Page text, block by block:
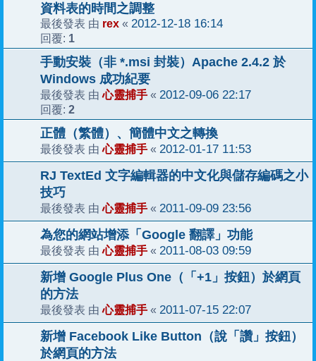
資料表的時間之調整
最後發表 由 rex « 2012-12-18 16:14
回覆: 1
手動安裝（非 *.msi 封裝）Apache 2.4.2 於
Windows 成功紀要
最後發表 由心靈捕手 « 2012-09-06 22:17
回覆: 2
正體（繁體）、簡體中文之轉換
最後發表 由心靈捕手 « 2012-01-17 11:53
RJ TextEd 文字編輯器的中文化與儲存編碼之小
技巧
最後發表 由心靈捕手 « 2011-09-09 23:56
為您的網站增添「Google 翻譯」功能
最後發表 由心靈捕手 « 2011-08-03 09:59
新增 Google Plus One（「+1」按鈕）於網頁
的方法
最後發表 由心靈捕手 « 2011-07-15 22:07
新增 Facebook Like Button（說「讚」按鈕）
於網頁的方法